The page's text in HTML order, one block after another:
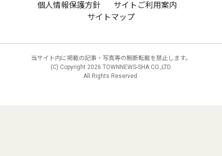
個人情報保護方針
サイトご利用案内
サイトマップ
当サイト内に掲載の記事・写真等の無断転載を禁止します。
(C) Copyright 2026 TOWNNEWS-SHA CO.,LTD.
All Rights Reserved.